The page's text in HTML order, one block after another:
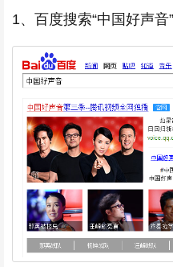
1、百度搜索“中国好声音”